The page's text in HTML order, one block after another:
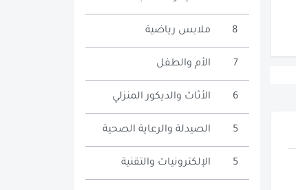
ملابس رياضية 8
الأم والطفل 7
الأثاث والديكور المنزلي 6
الصيدلة والرعاية الصحية 5
الإلكترونيات والتقنية 5